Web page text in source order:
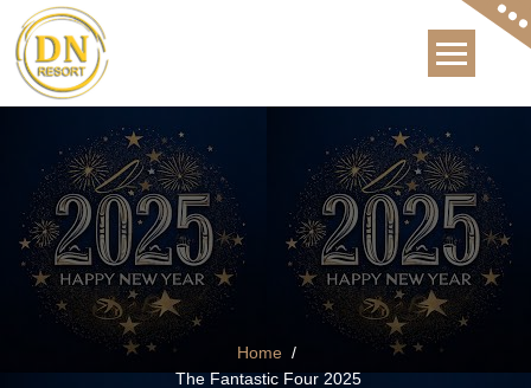
Skip
content
Home/
The Fantastic Four 2025